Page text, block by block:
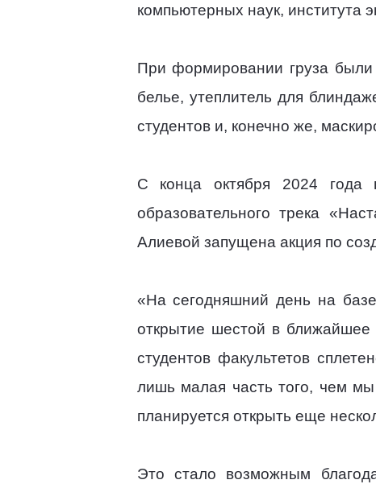
компьютерных наук, института
При формировании груза
белье, утеплитель для
студентов и, конечно же,
С конца октября 2024 года
образовательного трека
Алиевой запущена акция по
«На сегодняшний день на
открытие шестой в
студентов факультетов
лишь малая часть того, чем
планируется открыть еще
Это стало возможным